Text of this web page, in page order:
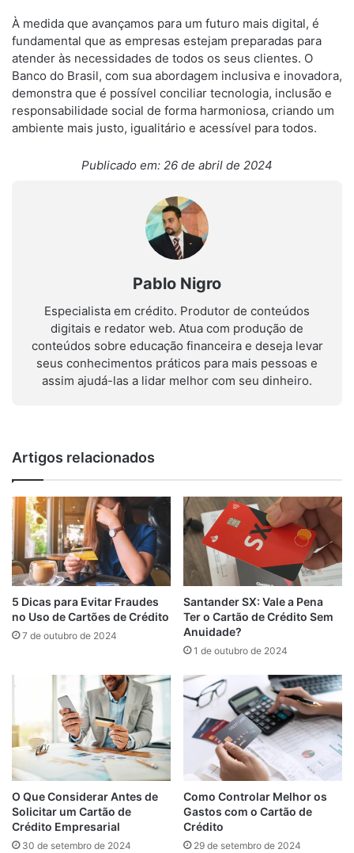
À medida que avançamos para um futuro mais digital, é
fundamental que as empresas estejam preparadas para
atender às necessidades de todos os seus clientes. O
Banco do Brasil, com sua abordagem inclusiva e inovadora,
demonstra que é possível conciliar tecnologia, inclusão e
responsabilidade social de forma harmoniosa, criando um
ambiente mais justo, igualitário e acessível para todos.
Publicado em: 26 de abril de 2024
Pablo Nigro
Especialista em crédito. Produtor de conteúdos
digitais e redator web. Atua com produção de
conteúdos sobre educação financeira e deseja levar
seus conhecimentos práticos para mais pessoas e
assim ajudá-las a lidar melhor com seu dinheiro.
Artigos relacionados
5 Dicas para Evitar Fraudes
no Uso de Cartões de Crédito
7 de outubro de 2024
Santander SX: Vale a Pena
Ter o Cartão de Crédito Sem
Anuidade?
1 de outubro de 2024
O Que Considerar Antes de
Solicitar um Cartão de
Crédito Empresarial
30 de setembro de 2024
Como Controlar Melhor os
Gastos com o Cartão de
Crédito
29 de setembro de 2024